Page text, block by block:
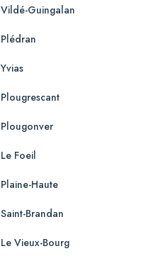
Vildé-Guingalan
Plédran
Yvias
Plougrescant
Plougonver
Le Foeil
Plaine-Haute
Saint-Brandan
Le Vieux-Bourg